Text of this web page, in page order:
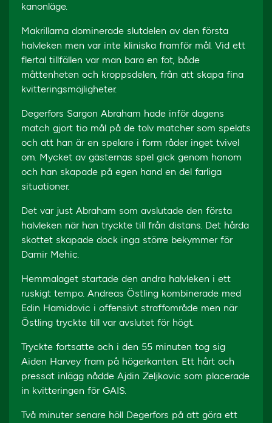
kanonläge.
Makrillarna dominerade slutdelen av den första
halvleken men var inte kliniska framför mål. Vid ett
flertal tillfällen var man bara en fot, både
måttenheten och kroppsdelen, från att skapa fina
kvitteringsmöjligheter.
Degerfors Sargon Abraham hade inför dagens
match gjort tio mål på de tolv matcher som spelats
och att han är en spelare i form råder inget tvivel
om. Mycket av gästernas spel gick genom honom
och han skapade på egen hand en del farliga
situationer.
Det var just Abraham som avslutade den första
halvleken när han tryckte till från distans. Det hårda
skottet skapade dock inga större bekymmer för
Damir Mehic.
Hemmalaget startade den andra halvleken i ett
ruskigt tempo. Andreas Östling kombinerade med
Edin Hamidovic i offensivt straffområde men när
Östling tryckte till var avslutet för högt.
Tryckte fortsatte och i den 55 minuten tog sig
Aiden Harvey fram på högerkanten. Ett hårt och
pressat inlägg nådde Ajdin Zeljkovic som placerade
in kvitteringen för GAIS.
Två minuter senare höll Degerfors på att göra ett